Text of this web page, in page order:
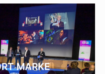
MARKE